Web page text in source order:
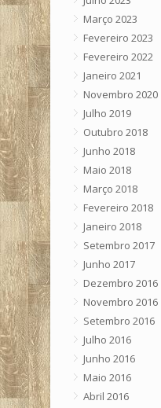
Março 2023
Fevereiro 2023
Fevereiro 2022
Janeiro 2021
Novembro 2020
Julho 2019
Outubro 2018
Junho 2018
Maio 2018
Março 2018
Fevereiro 2018
Janeiro 2018
Setembro 2017
Junho 2017
Dezembro 2016
Novembro 2016
Setembro 2016
Julho 2016
Junho 2016
Maio 2016
Abril 2016